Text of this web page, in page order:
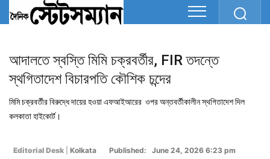
আদালতে স্বস্তি মিমি চক্রবর্তীর, FIR তদন্তে
স্থগিতাদেশ বিচারপতি কৌশিক চন্দের
মিমি চক্রবর্তীর বিরুদ্ধে দায়ের হওয়া এফআইআরের ওপর অন্তবর্তীকালীন স্থগিতাদেশ দিল
কলকাতা হাইকোর্ট।
Editorial Desk Kolkata Published: June 24, 2026 6:23 pm